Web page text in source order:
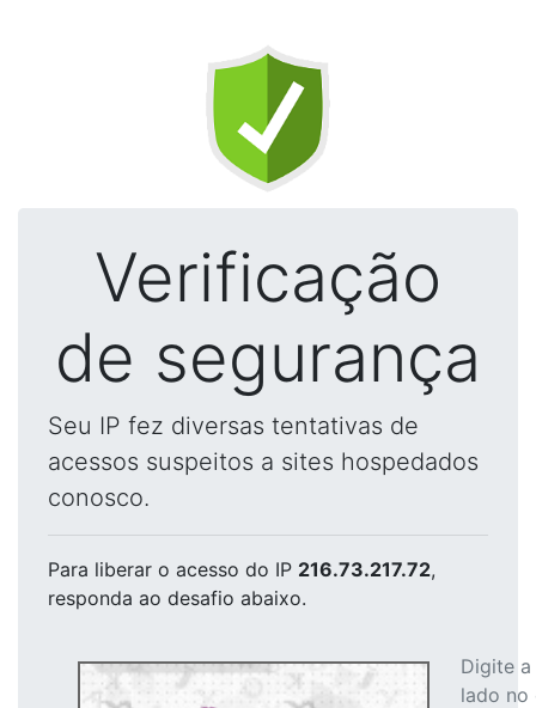
Verificação
de segurança
Seu IP fez diversas tentativas de
acessos suspeitos a sites hospedados
conosco.
Para liberar o acesso do IP 216.73.217.72,
responda ao desafio abaixo.
Digite
lado no